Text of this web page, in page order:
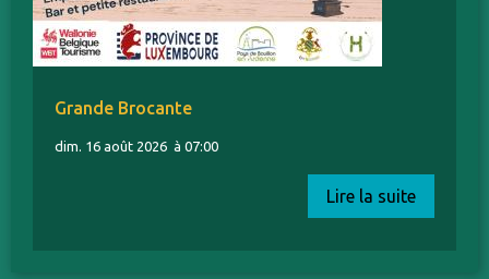
Grande Brocante
dim. 16 août 2026 à 07:00
Lire la suite